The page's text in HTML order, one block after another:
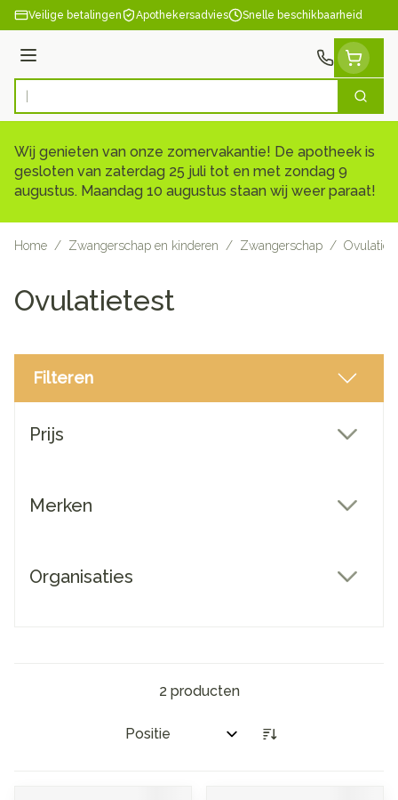
Ga naar de inhoud
Veilige betalingen Apothekersadvies Snelle beschikbaarheid
Menu
Product, merk, categorie... Zoek
Wij genieten van onze zomervakantie! De apotheek is
gesloten van zaterdag 25 juli tot en met zondag 9
augustus. Maandag 10 augustus staan wij weer paraat!
Home / Zwangerschap en kinderen / Zwangerschap /
Ovulatietest
Filteren
Prijs
Merken
Organisaties
2producten
Sorteer op: